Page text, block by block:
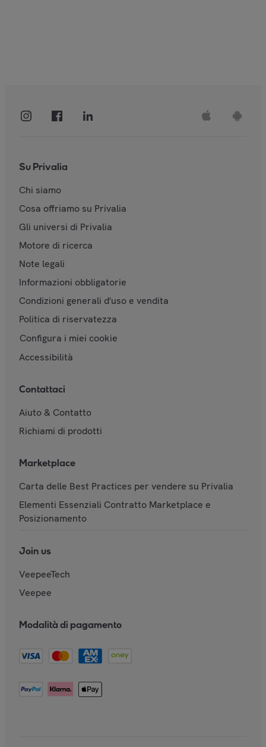
Su Privalia
Chi siamo
Cosa offriamo su Privalia
Gli universi di Privalia
Motore di ricerca
Note legali
Informazioni obbligatorie
Condizioni generali d'uso e vendita
Politica di riservatezza
Configura i miei cookie
Accessibilità
Contattaci
Aiuto & Contatto
Richiami di prodotti
Marketplace
Carta delle Best Practices per vendere su Privalia
Elementi Essenziali Contratto Marketplace e
Posizionamento
Join us
VeepeeTech
Veepee
Modalità di pagamento